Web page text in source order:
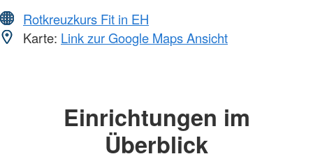
Rotkreuzkurs Fit in EH
Karte: Link zur Google Maps Ansicht
Einrichtungen im
Überblick